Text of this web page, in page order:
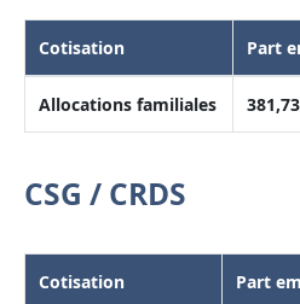
Cotisation Part
Allocations familiales
CSG / CRDS
Cotisation Part